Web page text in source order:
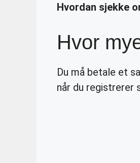
Hvordan sjekke
Hvor
Du må betale et
når du registrerer